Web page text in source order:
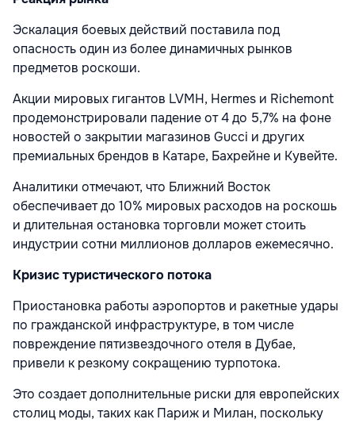
Эскалация боевых действий поставила под
опасность один из более динамичных рынков
предметов роскоши.
Акции мировых гигантов LVMH, Hermes и Richemont
продемонстрировали падение от 4 до 5,7% на фоне
новостей о закрытии магазинов Gucci и других
премиальных брендов в Катаре, Бахрейне и Кувейте.
Аналитики отмечают, что Ближний Восток
обеспечивает до 10% мировых расходов на роскошь
и длительная остановка торговли может стоить
индустрии сотни миллионов долларов ежемесячно.
Кризис туристического потока
Приостановка работы аэропортов и ракетные удары
по гражданской инфраструктуре, в том числе
повреждение пятизвездочного отеля в Дубае,
привели к резкому сокращению турпотока.
Это создает дополнительные риски для европейских
столиц моды, таких как Париж и Милан, поскольку